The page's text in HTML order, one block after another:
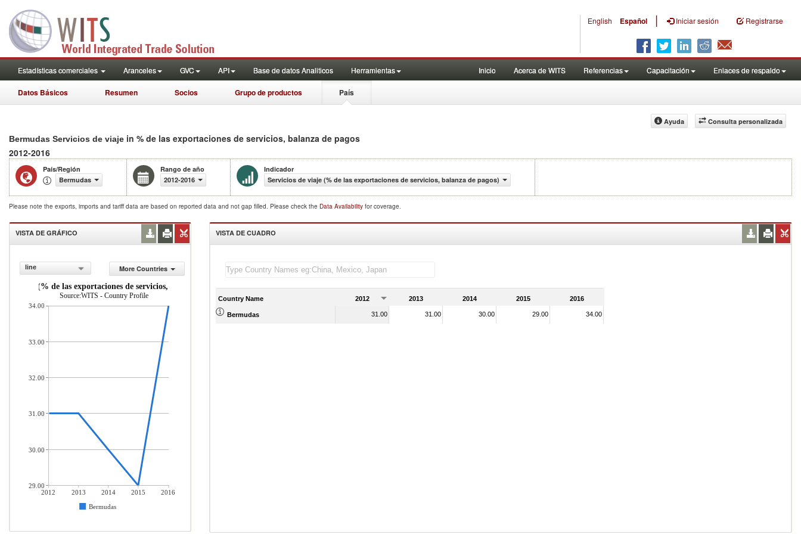
English Español | Iniciar sesión Registrarse
Estadísticas comerciales Aranceles GVC API Base de datos Analiticos Herramientas Inicio Acerca de WITS Referencias Capacitación Enlaces de respaldo
Datos Básicos Resumen Socios Grupo de productos País
Consulta personalizada
Ayuda
Bermudas Servicios de viaje in % de las exportaciones de servicios, balanza de pagos
2012-2016
País/Región
Bermudas
Rango de año
2012-2016
Indicador
Servicios de viaje (% de las exportaciones de servicios, balanza de pagos)
Please note the exports, imports and tariff data are based on reported data and not gap filled. Please check the Data Availability for coverage.
VISTA DE GRÁFICO
line
More Countries
de viaje (% de las exportaciones de servicios, balanza de pagos)
Source:WITS - Country Profile
2012 2013 2014 2015
2016
Bermudas
34.00
33.00
32.00
31.00
30.00
29.00
VISTA DE CUADRO
Country Name 2012 2013 2014 2015 2016
Bermudas 31.00 31.00 30.00 29.00 34.00